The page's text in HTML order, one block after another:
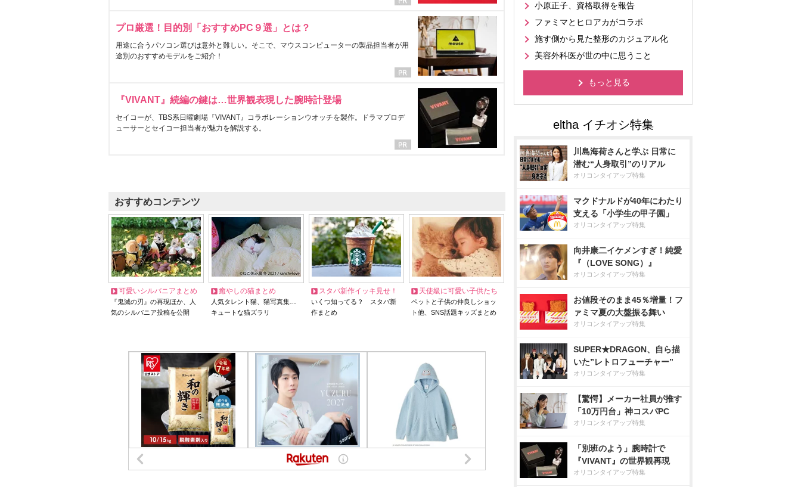
プロ厳選！目的別「おすすめPC９選」とは？
用途に合うパソコン選びは意外と難しい。そこで、マウスコンピューターの製品担当者が用
途別のおすすめモデルをご紹介！
『VIVANT』続編の鍵は…世界観表現した腕時計登場
セイコーが、TBS系日曜劇場『VIVANT』コラボレーションウオッチを製作。ドラマプロデ
ューサーとセイコー担当者が魅力を解説する。
おすすめコンテンツ
可愛いシルバニアまとめ
『鬼滅の刃』の再現ほか、人
気のシルバニア投稿を公開
癒やしの猫まとめ
人気タレント猫、猫写真集…
キュートな猫ズラリ
スタバ新作イッキ見せ！
いくつ知ってる？ スタバ新
作まとめ
天使級に可愛い子供たち
ペットと子供の仲良しショッ
ト他、SNS話題キッズまとめ
小原正子、資格取得を報告
ファミマとヒロアカがコラボ
施す側から見た整形のカジュアル化
美容外科医が世の中に思うこと
もっと見る
川島海荷さんと学ぶ 日常に
潜む“人身取引”のリアル
オリコンタイアップ特集
マクドナルドが40年にわたり
支える「小学生の甲子園」
オリコンタイアップ特集
向井康二イケメンすぎ！純愛
『（LOVE SONG）』
オリコンタイアップ特集
お値段そのまま45％増量！フ
ァミマ夏の大盤振る舞い
オリコンタイアップ特集
SUPER★DRAGON、自ら描
いた”レトロフューチャー”
オリコンタイアップ特集
【驚愕】メーカー社員が推す
「10万円台」神コスパPC
オリコンタイアップ特集
「別班のよう」腕時計で
『VIVANT』の世界観再現
オリコンタイアップ特集